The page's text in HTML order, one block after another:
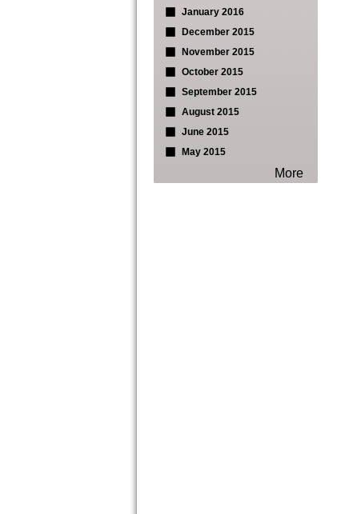
January 2016
December 2015
November 2015
October 2015
September 2015
August 2015
June 2015
May 2015
More